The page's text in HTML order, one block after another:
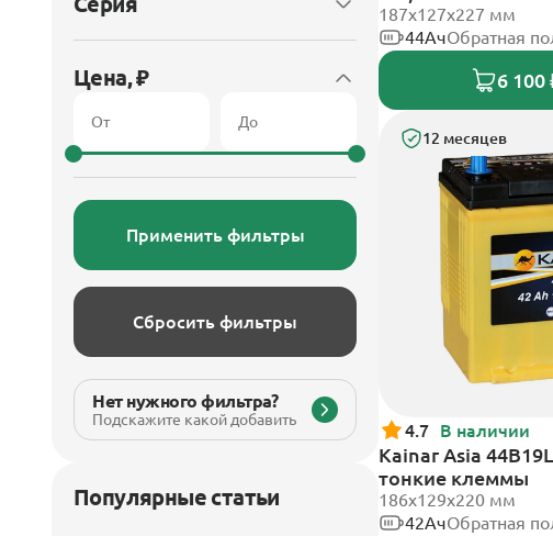
Цена, ₽
Применить фильтры
Сбросить фильтры
Нет нужного фильтра?
Подскажите какой добавить
Популярные статьи
187х127х227 мм
44АчОбратная
6 100
12 месяцев
4.7 В наличии
Kainar Asia
тонкие клеммы
186х129х220 мм
42АчОбратная